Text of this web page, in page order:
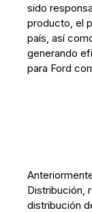
sido
producto, el
país, así
generando
para Ford
Distribución,
distribución